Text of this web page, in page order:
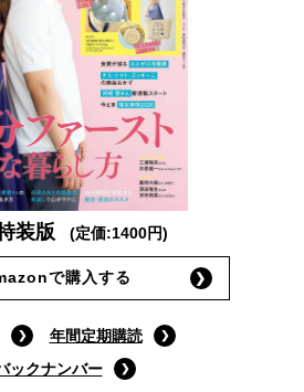
装版 (定価:1400円)
で購入する
年間定期購読
ックナンバー